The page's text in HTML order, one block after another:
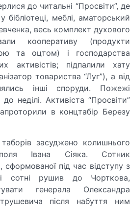
до читальні “Просвіти”, де
меблі, аматорський
весь комплект духового
кооперативу (продукти
та оцтом) і господарства
активістів; підпалили хату
товариства “Луг”), а від
інші споруди. Пожежі
неділі. Активіста “Просвіти”
в концтабір Березу
засуджено колишнього
Івана Сіяка. Сотник
сформованої під час відступу з
сотні рушив до Чорткова,
генерала Олександра
після набуття ним